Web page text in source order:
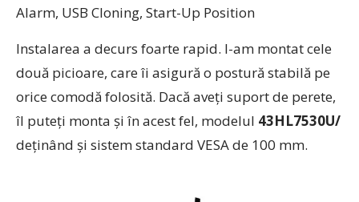
Alarm, USB Cloning, Start-Up Position
Instalarea a decurs foarte rapid. I-am montat cele
două picioare, care îi asigură o postură stabilă pe
orice comodă folosită. Dacă aveți suport de perete,
îl puteți monta și în acest fel, modelul 43HL7530U/
deținând și sistem standard VESA de 100 mm.